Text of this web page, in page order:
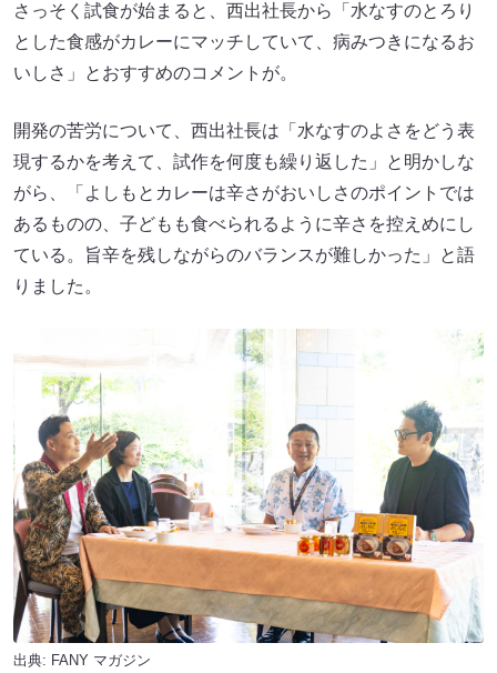
さっそく試食が始まると、西出社長から「水なすのとろり
とした食感がカレーにマッチしていて、病みつきになるお
いしさ」とおすすめのコメントが。
開発の苦労について、西出社長は「水なすのよさをどう表
現するかを考えて、試作を何度も繰り返した」と明かしな
がら、「よしもとカレーは辛さがおいしさのポイントでは
あるものの、子どもも食べられるように辛さを控えめにし
ている。旨辛を残しながらのバランスが難しかった」と語
りました。
出典: FANY マガジン